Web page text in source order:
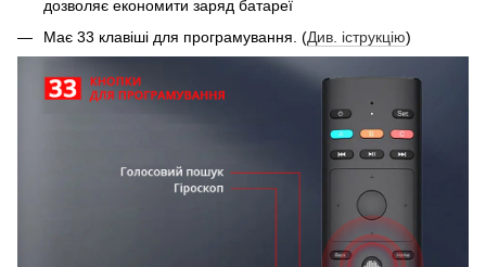
дозволяє економити заряд батареї
Має 33 клавіші для програмування. (Див. іструкцію)